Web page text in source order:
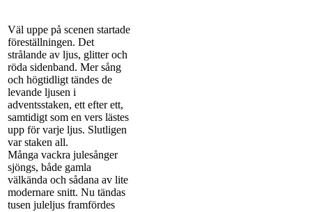
Väl uppe på scenen startade
föreställningen. Det
strålande av ljus, glitter och
röda sidenband. Mer sång
och högtidligt tändes de
levande ljusen i
adventsstaken, ett efter ett,
samtidigt som en vers lästes
upp för varje ljus. Slutligen
var staken all.
Många vackra julesånger
sjöngs, både gamla
välkända och sådana av lite
modernare snitt. Nu tändas
tusen juleljus framfördes